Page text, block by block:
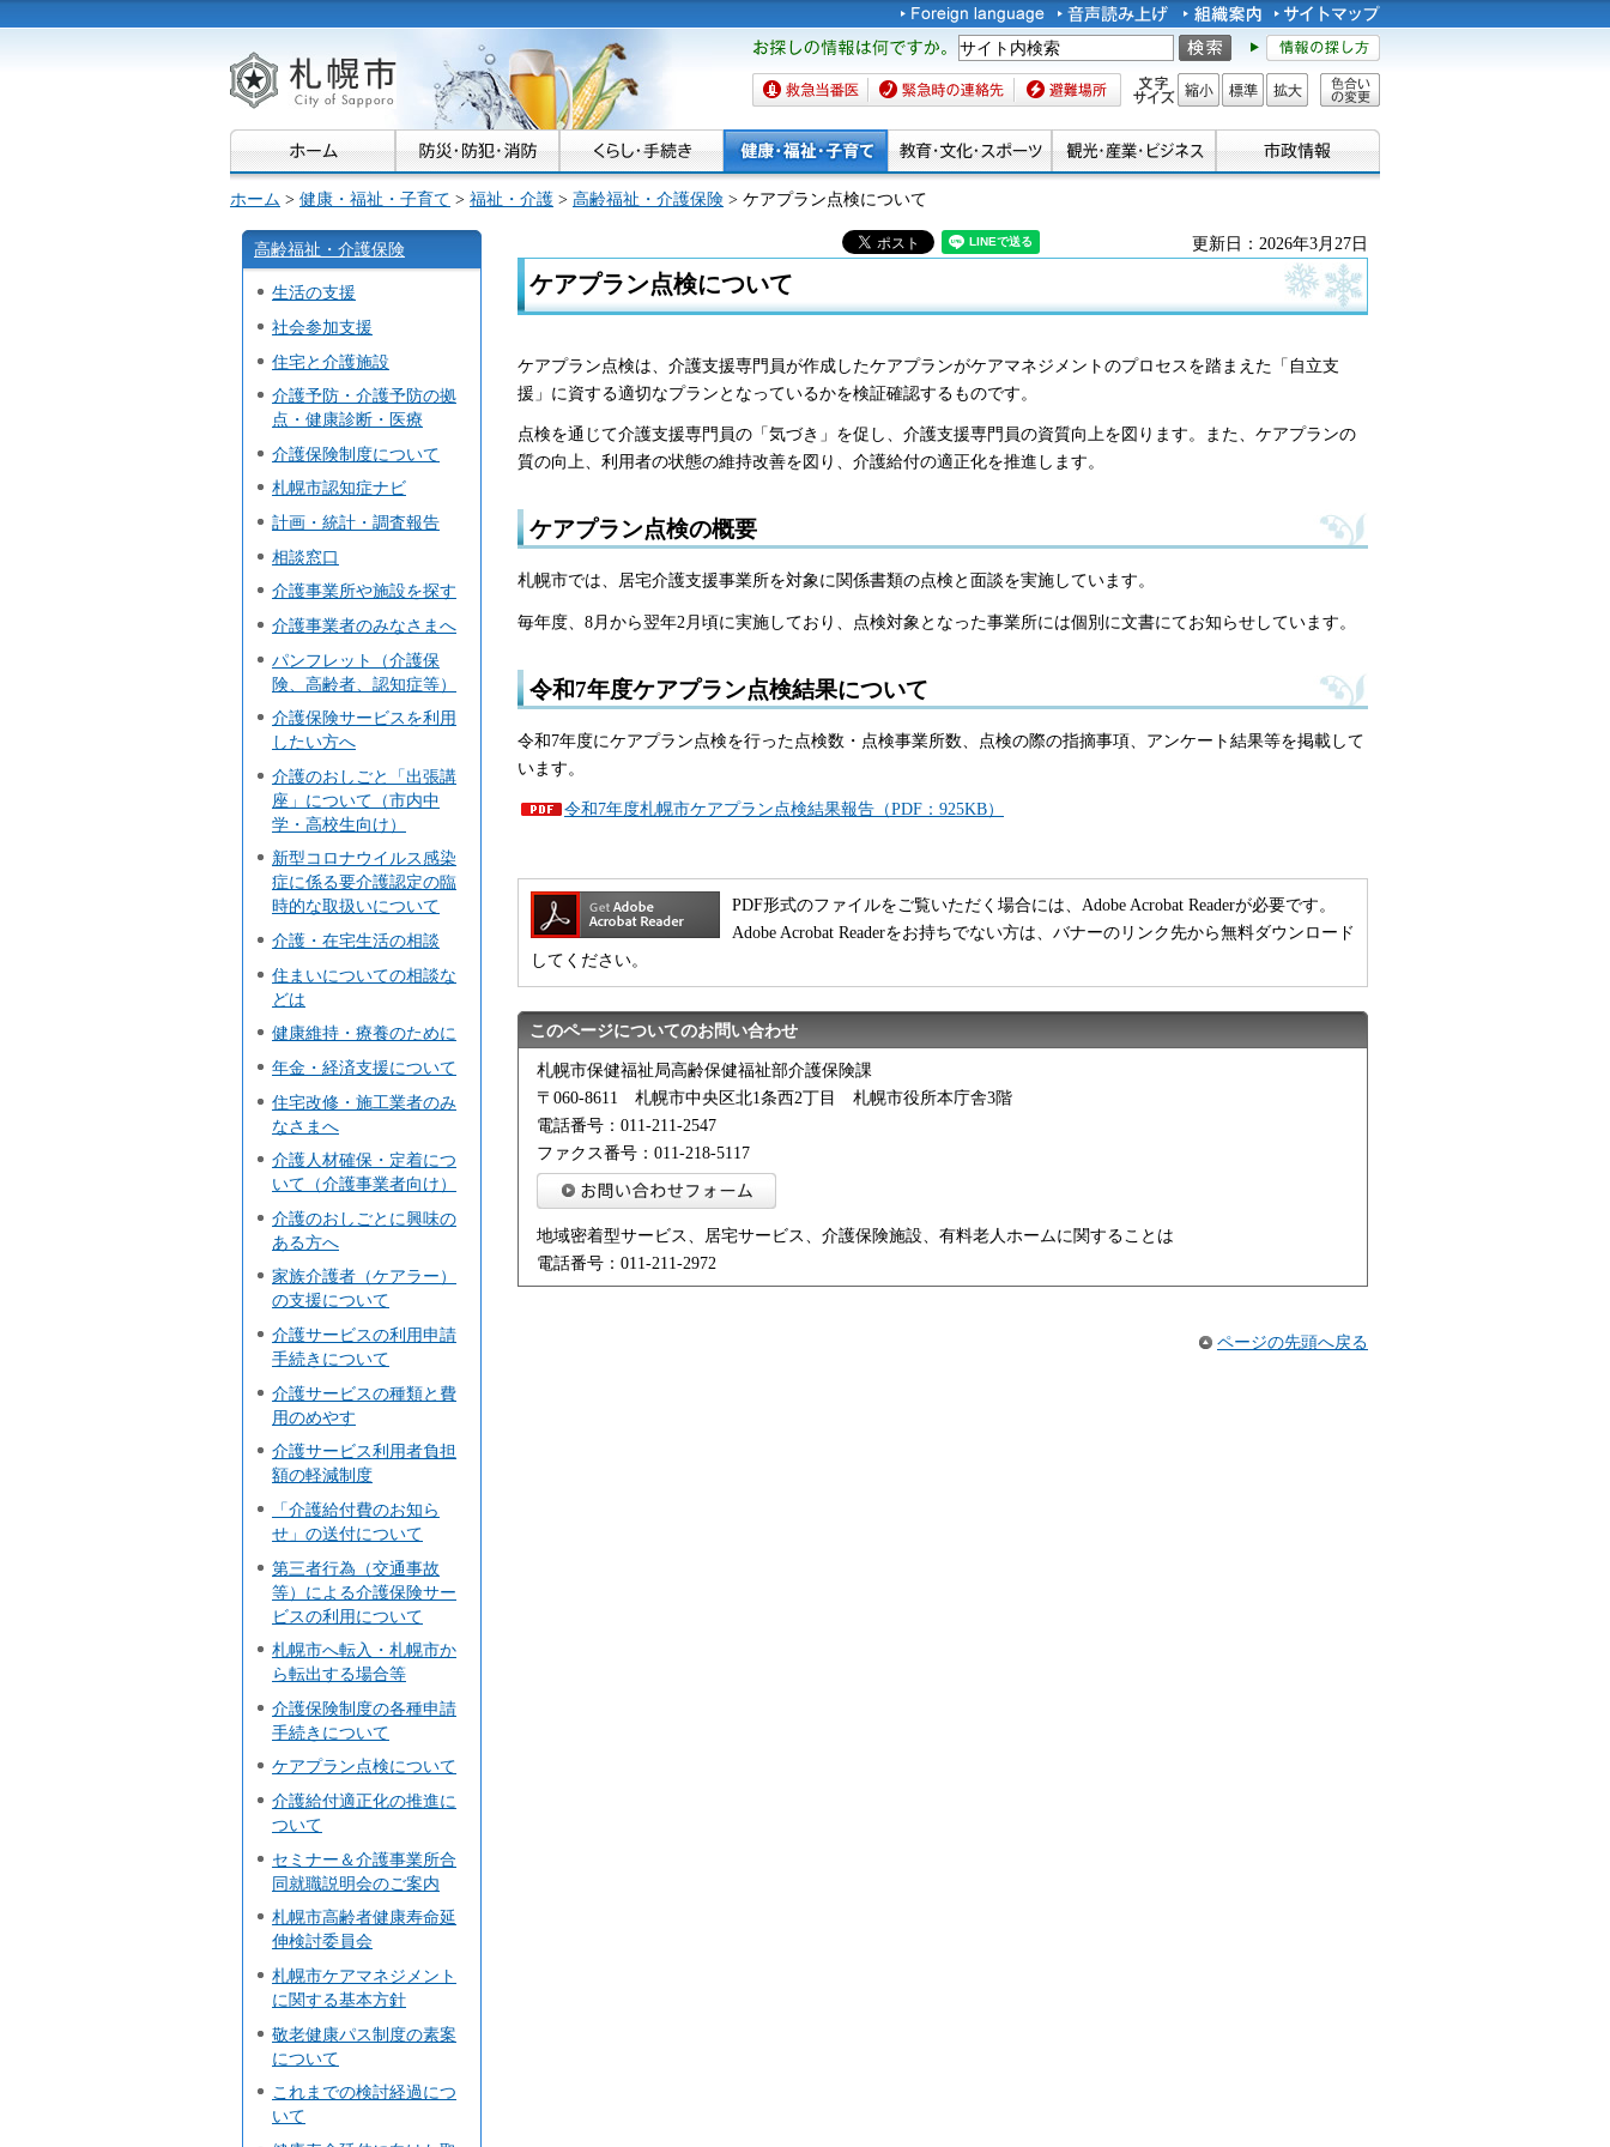
札幌市
お探しの情報は何です
か。
救急当番医 緊急時の連絡先 避難場所 文字サイズ
縮小 標準 拡大
色合い
ホーム > 健康・福祉・子育て > 福祉・介護 > 高齢福祉・介護保険 > ケアプラン点検について
高齢福祉・介護保険
生活の支援
社会参加支援
住宅と介護施設
介護予防・介護予防の拠
点・健康診断・医療
介護保険制度について
札幌市認知症ナビ
計画・統計・調査報告
相談窓口
介護事業所や施設を探す
介護事業者のみなさまへ
パンフレット（介護保
険、高齢者、認知症等）
介護保険サービスを利用
したい方へ
介護のおしごと「出張講
座」について（市内中
学・高校生向け）
新型コロナウイルス感染
症に係る要介護認定の臨
時的な取扱いについて
介護・在宅生活の相談
住まいについての相談な
どは
健康維持・療養のために
年金・経済支援について
住宅改修・施工業者のみ
なさまへ
介護人材確保・定着につ
いて（介護事業者向け）
介護のおしごとに興味の
ある方へ
家族介護者（ケアラー）
の支援について
介護サービスの利用申請
手続きについて
介護サービスの種類と費
用のめやす
介護サービス利用者負担
額の軽減制度
「介護給付費のお知ら
せ」の送付について
第三者行為（交通事故
等）による介護保険サー
ビスの利用について
札幌市へ転入・札幌市か
ら転出する場合等
介護保険制度の各種申請
手続きについて
ケアプラン点検について
介護給付適正化の推進に
ついて
セミナー＆介護事業所合
同就職説明会のご案内
札幌市高齢者健康寿命延
伸検討委員会
札幌市ケアマネジメント
に関する基本方針
敬老健康パス制度の素案
について
これまでの検討経過につ
いて
更新日：2026年3月27日
ケアプラン点検について
ケアプラン点検は、介護支援専門員が作成したケアプランがケアマネジメントのプロセスを踏まえた「自立支
援」に資する適切なプランとなっているかを検証確認するものです。
点検を通じて介護支援専門員の「気づき」を促し、介護支援専門員の資質向上を図ります。また、ケアプランの
質の向上、利用者の状態の維持改善を図り、介護給付の適正化を推進します。
ケアプラン点検の概要
札幌市では、居宅介護支援事業所を対象に関係書類の点検と面談を実施しています。
毎年度、8月から翌年2月頃に実施しており、点検対象となった事業所には個別に文書にてお知らせしています。
令和7年度ケアプラン点検結果について
令和7年度にケアプラン点検を行った点検数・点検事業所数、点検の際の指摘事項、アンケート結果等を掲載して
います。
令和7年度札幌市ケアプラン点検結果報告（PDF：925KB）
PDF形式のファイルをご覧いただく場合には、Adobe Acrobat Readerが必要です。
Adobe Acrobat Readerをお持ちでない方は、バナーのリンク先から無料ダウンロード
してください。
このページについてのお問い合わせ
札幌市保健福祉局高齢保健福祉部介護保険課
〒060-8611 札幌市中央区北1条西2丁目 札幌市役所本庁舎3階
電話番号：011-211-2547
ファクス番号：011-218-5117
地域密着型サービス、居宅サービス、介護保険施設、有料老人ホームに関することは
電話番号：011-211-2972
ページの先頭へ戻る